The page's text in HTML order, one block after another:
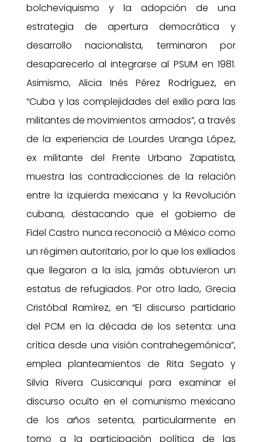
bolcheviquismo y la adopción de una
estrategia de apertura democrática y
desarrollo nacionalista, terminaron por
desaparecerlo al integrarse al PSUM en 1981.
Asimismo, Alicia Inés Pérez Rodríguez, en
“Cuba y las complejidades del exilio para las
militantes de movimientos armados”, a través
de la experiencia de Lourdes Uranga López,
ex militante del Frente Urbano Zapatista,
muestra las contradicciones de la relación
entre la izquierda mexicana y la Revolución
cubana, destacando que el gobierno de
Fidel Castro nunca reconoció a México como
un régimen autoritario, por lo que los exiliados
que llegaron a la isla, jamás obtuvieron un
estatus de refugiados. Por otro lado, Grecia
Cristóbal Ramírez, en “El discurso partidario
del PCM en la década de los setenta: una
crítica desde una visión contrahegemónica”,
emplea planteamientos de Rita Segato y
Silvia Rivera Cusicanqui para examinar el
discurso oculto en el comunismo mexicano
de los años setenta, particularmente en
torno a la participación política de las